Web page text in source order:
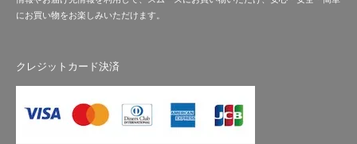
にお買い物をお楽しみいただけます。
クレジットカード決済